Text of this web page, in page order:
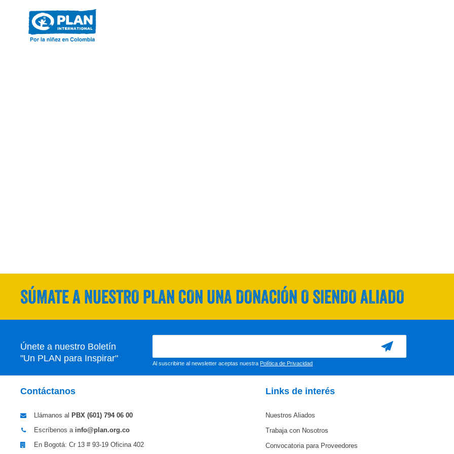
SÚMATE A NUESTRO PLAN CON UNA DONACIÓN O SIENDO ALIADO
Únete a nuestro Boletín
"Un PLAN para Inspirar"
Al suscribirte al newsletter aceptas nuestra Política de Privacidad
Contáctanos
Llámanos al PBX (601) 794 06 00
Escríbenos a info@plan.org.co
En Bogotá: Cr 13 # 93-19 Oficina 402
Links de interés
Nuestros Aliados
Trabaja con Nosotros
Convocatoria para Proveedores